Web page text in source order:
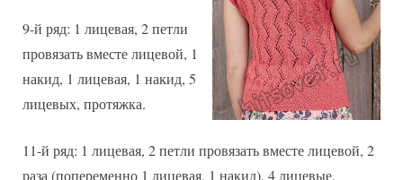
9-й ряд: 1 лицевая, 2 петли
провязать вместе лицевой, 1
накид, 1 лицевая, 1 накид, 5
лицевых, протяжка.
11-й ряд: 1 лицевая, 2 петли провязать вместе лицевой, 2
раза (попеременно 1 лицевая, 1 накид), 4 лицевые,